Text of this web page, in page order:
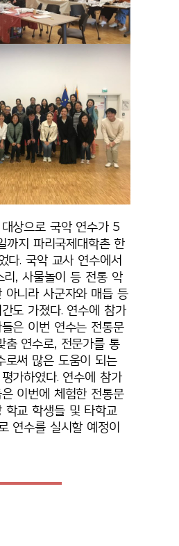
상으로 국악 연수가 5
까지 파리국제대학촌 한
다.국악 교사 연수에서
,사물놀이 등 전통 악
아니라 사군자와 매듭 등
도 가졌다. 연수에 참가
은 이번 연수는 전통문
춤 연수로, 전문가를 통
로써 많은 도움이 되는
가하였다. 연수에 참가
이번에 체험한 전통문
학교 학생들 및 타학교
연수를 실시할 예정이